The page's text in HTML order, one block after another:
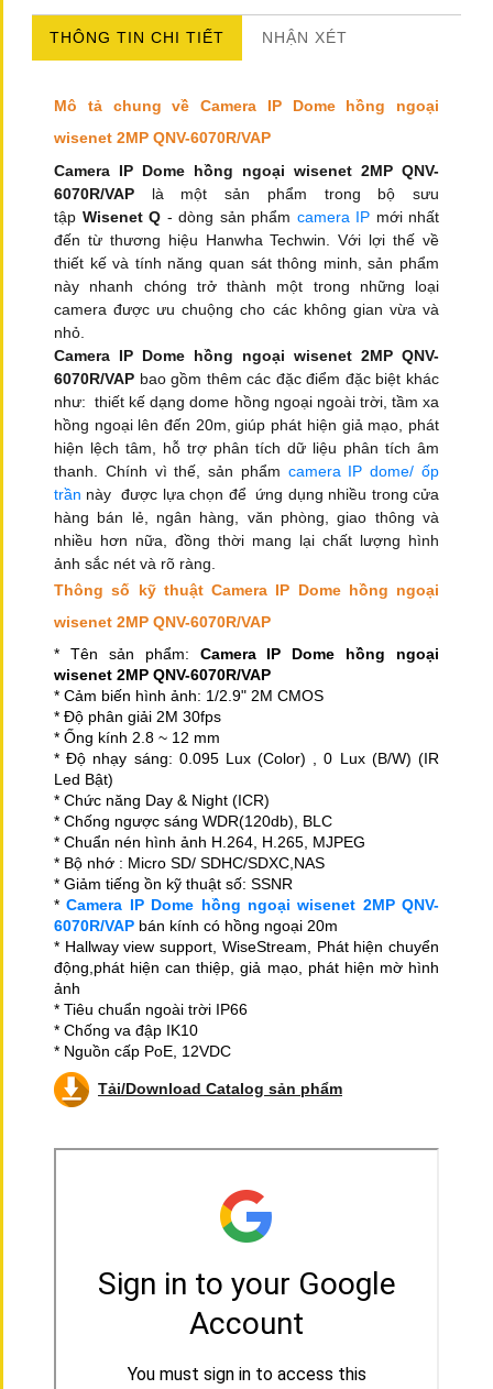
THÔNG TIN CHI TIẾT NHẬN XÉT
Mô tả chung về Camera IP Dome hồng ngoại
wisenet 2MP QNV-6070R/VAP
Camera IP Dome hồng ngoại wisenet 2MP QNV-
6070R/VAP là một sản phẩm trong bộ sưu
tập Wisenet Q - dòng sản phẩm camera IP mới nhất
đến từ thương hiệu Hanwha Techwin. Với lợi thế về
thiết kế và tính năng quan sát thông minh, sản phẩm
này nhanh chóng trở thành một trong những loại
camera được ưu chuộng cho các không gian vừa và
nhỏ.
Camera IP Dome hồng ngoại wisenet 2MP QNV-
6070R/VAP bao gồm thêm các đặc điểm đặc biệt khác
như:thiết kế dạng dome hồng ngoại ngoài trời, tầm xa
hồng ngoại lên đến 20m, giúp phát hiện giả mạo, phát
hiện lệch tâm, hỗ trợ phân tích dữ liệu phân tích âm
thanh. Chính vì thế, sản phẩm camera IP dome/ ốp
trần này được lựa chọn để ứng dụng nhiều trong cửa
hàng bán lẻ, ngân hàng, văn phòng, giao thông và
nhiều hơn nữa, đồng thời mang lại chất lượng hình
ảnh sắc nét và rõ ràng.
Thông số kỹ thuật Camera IP Dome hồng ngoại
wisenet 2MP QNV-6070R/VAP
* Tên sản phẩm: Camera IP Dome hồng ngoại
wisenet 2MP QNV-6070R/VAP
* Cảm biến hình ảnh: 1/2.9" 2M CMOS
* Độ phân giải 2M 30fps
* Ống kính 2.8 ~ 12 mm
* Độ nhạy sáng: 0.095 Lux (Color) , 0 Lux (B/W) (IR
Led Bật)
* Chức năng Day & Night (ICR)
* Chống ngược sáng WDR(120db), BLC
* Chuẩn nén hình ảnh H.264, H.265, MJPEG
* Bộ nhớ : Micro SD/ SDHC/SDXC,NAS
* Giảm tiếng ồn kỹ thuật số: SSNR
*Camera IP Dome hồng ngoại wisenet 2MP QNV-
6070R/VAP bán kính có hồng ngoại 20m
* Hallway view support, WiseStream, Phát hiện chuyển
động,phát hiện can thiệp, giả mạo, phát hiện mờ hình
ảnh
* Tiêu chuẩn ngoài trời IP66
* Chống va đập IK10
* Nguồn cấp PoE, 12VDC
Tải/Download Catalog sản phẩm